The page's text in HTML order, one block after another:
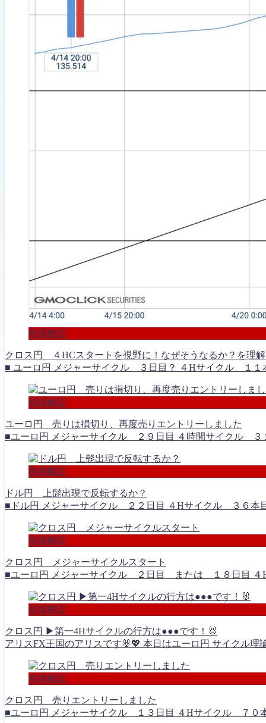
相場解説
クロス円 ４HCスタートを視野に！なぜそうなるか？を理
■ ユーロ円 メジャーサイクル ３日目？ ４Hサイクル １１
相場解説
ユーロ円 売りは損切り、再度売りエントリーしました
■ユーロ円 メジャーサイクル ２９日目 ４時間サイクル ３
相場解説
ドル円 上髭出現で反転するか？
■ドル円 メジャーサイクル ２２日目 ４Hサイクル ３６本
相場解説
クロス円 メジャーサイクルスタート
■ユーロ円 メジャーサイクル ２日目 または １８日目 ４
相場解説
クロス円 ▶︎第一4Hサイクルの行方は●●●です！🐰
アリスFX王国のアリスです🐰💖 本日はユーロ円 サイクル
相場解説
クロス円 売りエントリーしました
■ユーロ円 メジャーサイクル １３日目 ４Hサイクル ７０